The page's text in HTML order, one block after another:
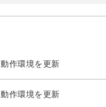
動作環境を更新
動作環境を更新